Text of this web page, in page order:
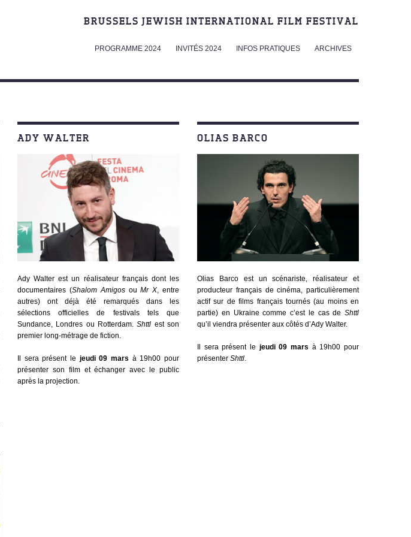
BRUSSELS JEWISH INTERNATIONAL FILM FESTIVAL
PROGRAMME 2024 INVITÉS 2024 INFOS PRATIQUES ARCHIVES
ADY WALTER
Ady Walter est un réalisateur français dont les
documentaires (Shalom AmigosouMr X, entre
autres) ont déjà été remarqués dans les
sélections officielles de festivals tels que
Sundance, Londres ou Rotterdam.Shttl est son
premier long-métrage de fiction.
Il sera présent le jeudi 09 mars à 19h00 pour
présenter son film et échanger avec le public
après la projection.
OLIAS BARCO
Olias Barco est un scénariste, réalisateur et
producteur français de cinéma, particulièrement
actif sur de films français tournés (au moins en
partie) en Ukraine comme c’est le cas de Shttl
qu’il viendra présenter aux côtés d’Ady Walter.
Il sera présent le jeudi 09 mars à 19h00 pour
présenter Shttl.